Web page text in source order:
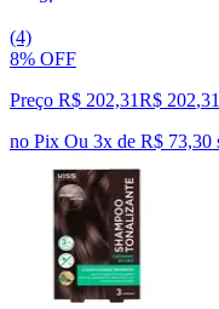
(4)
8% OFF
Preço R$ 202,31R$ 202,31
no Pix Ou 3x de R$ 73,30